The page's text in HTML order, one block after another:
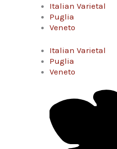
Italian Varietal
Puglia
Veneto
Italian Varietal
Puglia
Veneto